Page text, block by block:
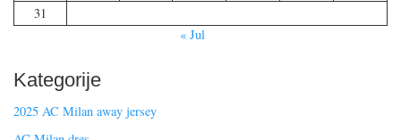
31
« Jul
Kategorije
2025 AC Milan away jersey